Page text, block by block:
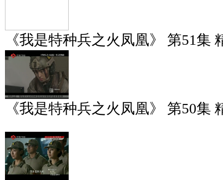
《我是特种兵之火凤凰》 第51集
《我是特种兵之火凤凰》 第50集